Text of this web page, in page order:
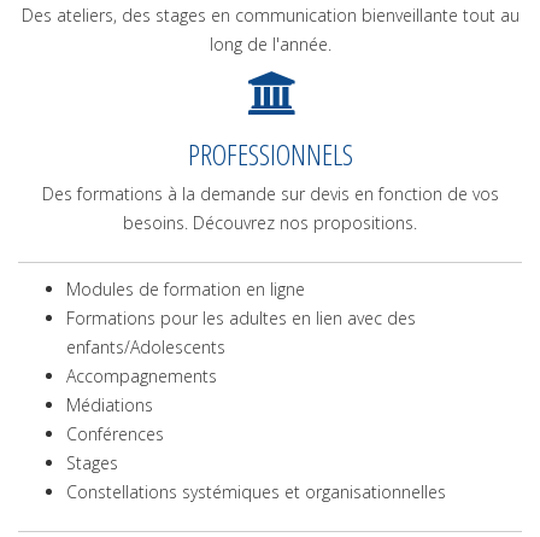
Des ateliers, des stages en communication bienveillante tout au
long de l'année.
PROFESSIONNELS
Des formations à la demande sur devis en fonction de vos
besoins. Découvrez nos propositions.
Modules de formation en ligne
Formations pour les adultes en lien avec des
enfants/Adolescents
Accompagnements
Médiations
Conférences
Stages
Constellations systémiques et organisationnelles